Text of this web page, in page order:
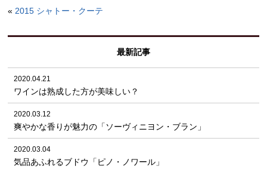
«2015 シャトー・クーテ
最新記事
2020.04.21
ワインは熟成した方が美味しい？
2020.03.12
爽やかな香りが魅力の「ソーヴィニヨン・ブラン」
2020.03.04
気品あふれるブドウ「ピノ・ノワール」